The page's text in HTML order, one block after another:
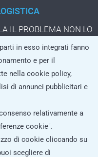
IL PROBLEMA NON LO
LA LOGISTICA
I SISTEMI REGGONO
ma agisce nei processi
in esso integrati fanno
e per il
nella cookie policy,
di annunci pubblicitari e
relativamente a
cookie".
di cookie cliccando su
scegliere di